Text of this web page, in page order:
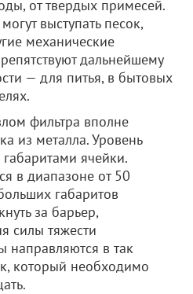
от твердых примесей.
выступать песок,
механические
дальнейшему
— для питья, в бытовых
фильтра вполне
из металла. Уровень
ячейки.
в диапазоне от 50
габаритов
за барьер,
силы тяжести
в так
который необходимо